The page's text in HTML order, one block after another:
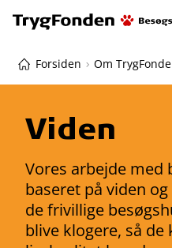
Forsiden Om
Viden
Vores arbejde med
baseret på viden
de frivillige
blive klogere, så